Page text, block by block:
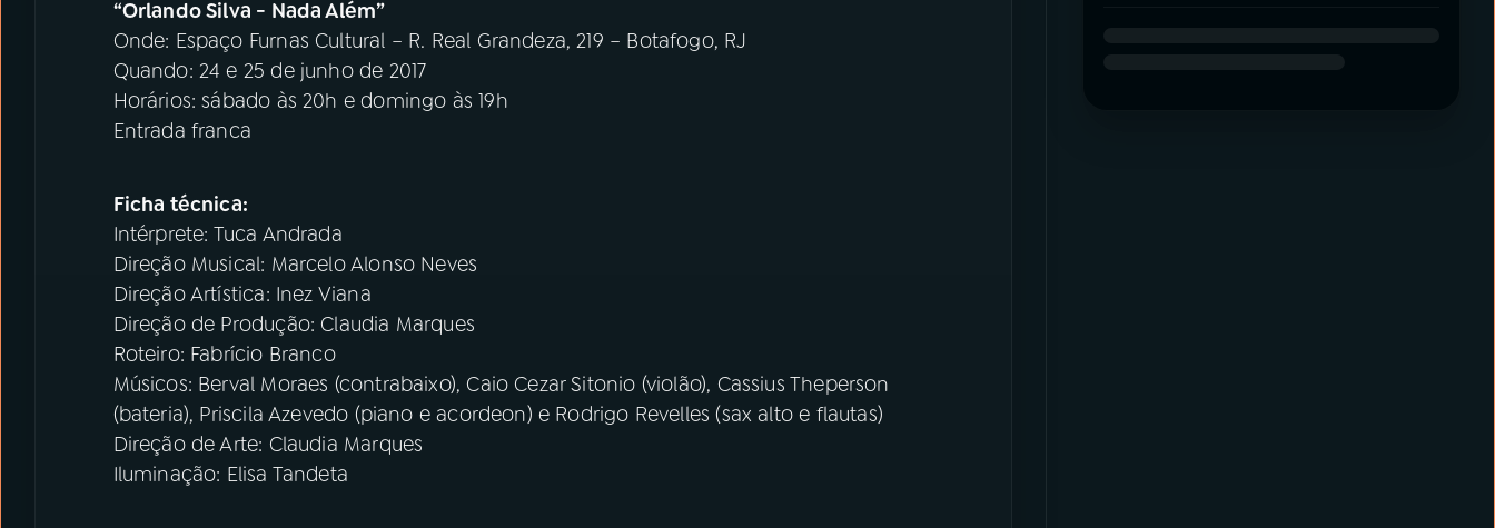
“Orlando Silva - Nada Além”
Onde: Espaço Furnas Cultural – R. Real Grandeza, 219 – Botafogo, RJ
Quando: 24 e 25 de junho de 2017
Horários: sábado às 20h e domingo às 19h
Entrada franca
Ficha técnica:
Intérprete: Tuca Andrada
Direção Musical: Marcelo Alonso Neves
Direção Artística: Inez Viana
Direção de Produção: Claudia Marques
Roteiro: Fabrício Branco
Músicos: Berval Moraes (contrabaixo), Caio Cezar Sitonio (violão), Cassius Theperson
(bateria), Priscila Azevedo (piano e acordeon) e Rodrigo Revelles (sax alto e flautas)
Direção de Arte: Claudia Marques
Iluminação: Elisa Tandeta